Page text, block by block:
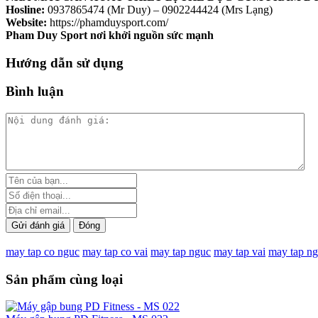
Hosline: 0937865474 (Mr Duy) – 0902244424 (Mrs Lạng)
Website: https://phamduysport.com/
Pham Duy Sport nơi khởi nguồn sức mạnh
Hướng dẫn sử dụng
Bình luận
Gửi đánh giá Đóng
may tap co nguc may tap co vai may tap nguc may tap vai may tap
Sản phẩm cùng loại